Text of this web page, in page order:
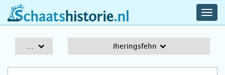
schaatshistorie.nl
Iheringsfehn